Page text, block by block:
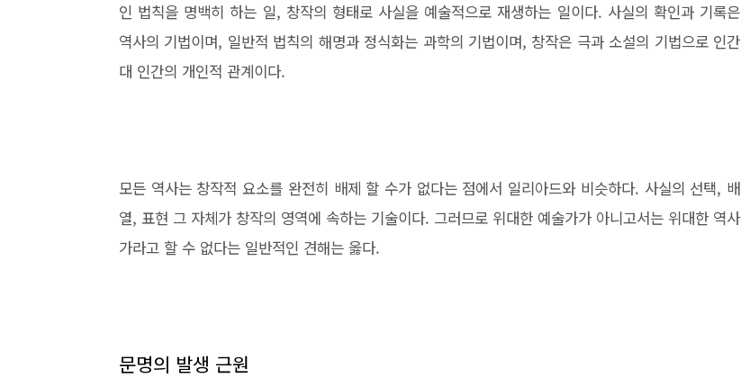
인 법칙을 명백히 하는 일, 창작의 형태로 사실을 예술적으로 재생하는 일이다. 사실의 확인과 기록은
역사의 기법이며, 일반적 법칙의 해명과 정식화는 과학의 기법이며, 창작은 극과 소설의 기법으로 인간
대 인간의 개인적 관계이다.
모든 역사는 창작적 요소를 완전히 배제 할 수가 없다는 점에서 일리아드와 비슷하다. 사실의 선택, 배
열, 표현 그 자체가 창작의 영역에 속하는 기술이다. 그러므로 위대한 예술가가 아니고서는 위대한 역사
가라고 할 수 없다는 일반적인 견해는 옳다.
문명의 발생 근원